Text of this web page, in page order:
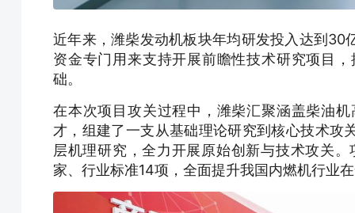
近年来，潍柴发动机板块年均研发投入达到30
资金专门用来支持开展前瞻性技术研究项目
础。
在本次项目攻关过程中，潍柴汇聚涵盖柴油
才，组建了一支从基础理论研究到核心技术攻
层机理研究，全力开展原始创新与技术攻关
家、行业标准14项，全面提升我国内燃机行业